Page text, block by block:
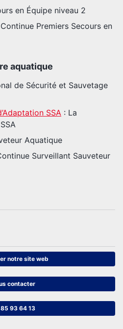
en Équipe niveau 2
Premiers Secours en
aquatique
de Sécurité et Sauvetage
SSA : La
Aquatique
Surveillant Sauveteur
notre site web
contacter
93 64 13